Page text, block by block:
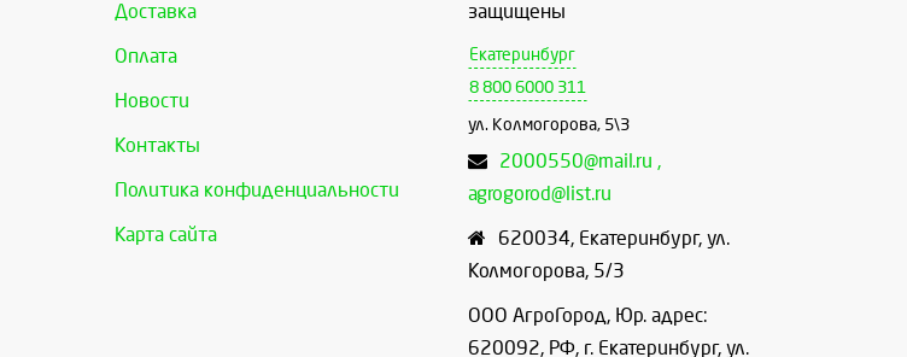
Доставка
Оплата
Новости
Контакты
Политика конфиденциальности
Карта сайта
защищены
Екатеринбург
8 800 6000 311
ул. Колмогорова, 5\3
2000550@mail.ru ,
agrogorod@list.ru
620034, Екатеринбург, ул.
Колмогорова, 5/3
ООО АгроГород, Юр. адрес:
620092, РФ, г. Екатеринбург, ул.